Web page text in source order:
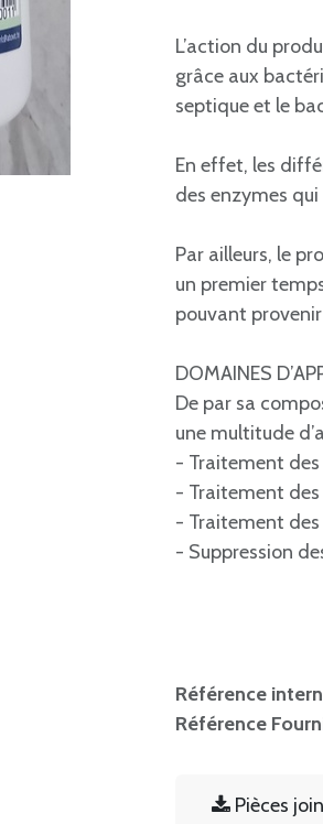
L’action du
grâce aux
septique et le
En effet, les
des enzymes
Par ailleurs, le
un premier
pouvant
DOMAINES
De par sa
une multitude
- Traitement
- Traitement
- Traitement des
- Suppression
Référence
Référence
Pièces